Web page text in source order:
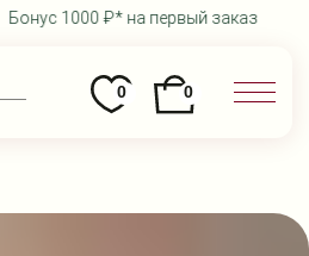
Бонус 1000 ₽* на первый заказ